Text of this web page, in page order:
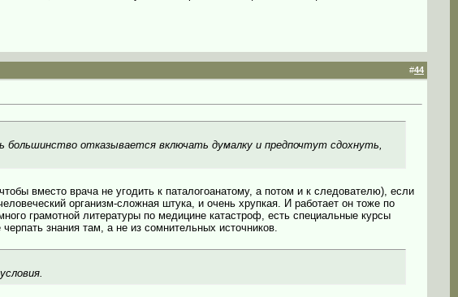
#44
отказывается включать думалку и предпочтут сдохнуть,
вместо врача не угодить к паталогоанатому, а потом и к следователю), если
организм-сложная штука, и очень хрупкая. И работает он тоже по
грамотной литературы по медицине катастроф, есть специальные курсы
знания там, а не из сомнительных источников.